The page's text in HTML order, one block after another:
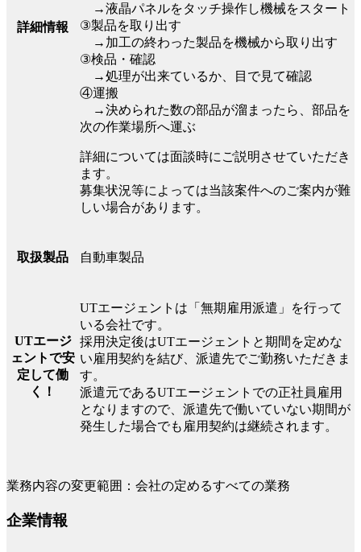
詳細情報
→液晶パネルをタッチ操作し機械をスタート
③製品を取り出す
→加工の終わった製品を機械から取り出す
③検品・確認
→処理が出来ているか、目で見て確認
④運搬
→決められた数の部品が溜まったら、部品を
次の作業場所へ運ぶ
詳細については面談時にご説明させていただき
ます。
募集状況等によっては当該案件へのご案内が難
しい場合があります。
取扱製品 自動車製品
UTエージ
ェントで安
定して働
く！
UTエージェントは「無期雇用派遣」を行って
いる会社です。
採用決定後はUTエージェントと期間を定めな
い雇用契約を結び、派遣先でご勤務いただきま
す。
派遣元であるUTエージェントでの正社員雇用
となりますので、派遣先で働いていない期間が
発生した場合でも雇用契約は継続されます。
業務内容の変更範囲：会社の定めるすべての業務
企業情報